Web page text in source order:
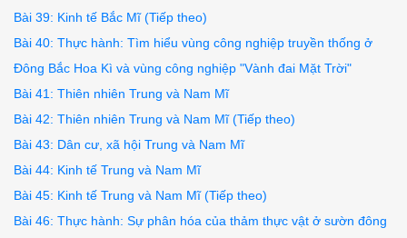
Bài 39: Kinh tế Bắc Mĩ (Tiếp theo)
Bài 40: Thực hành: Tìm hiểu vùng công nghiệp truyền thống ở
Đông Bắc Hoa Kì và vùng công nghiệp "Vành đai Mặt Trời"
Bài 41: Thiên nhiên Trung và Nam Mĩ
Bài 42: Thiên nhiên Trung và Nam Mĩ (Tiếp theo)
Bài 43: Dân cư, xã hội Trung và Nam Mĩ
Bài 44: Kinh tế Trung và Nam Mĩ
Bài 45: Kinh tế Trung và Nam Mĩ (Tiếp theo)
Bài 46: Thực hành: Sự phân hóa của thảm thực vật ở sườn đông